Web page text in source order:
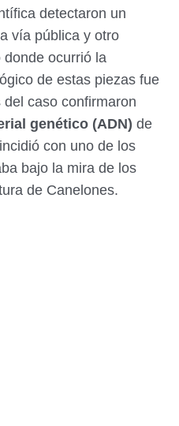
detectaron un
vía pública y otro
donde ocurrió la
de estas piezas fue
caso confirmaron
genético (ADN) de
con uno de los
bajo la mira de los
de Canelones.